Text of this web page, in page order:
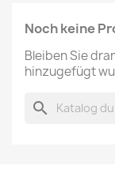
Noch keine
Bleiben Sie
hinzugefügt
search